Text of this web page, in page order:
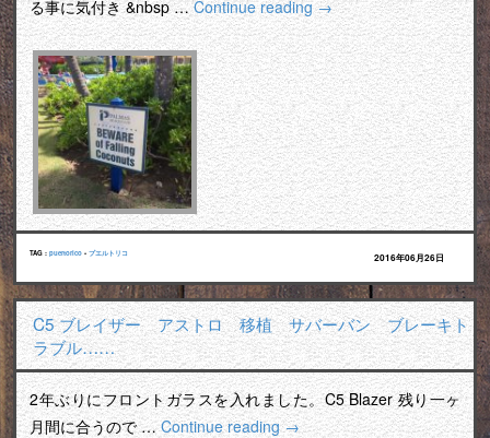
る事に気付き &nbsp …Continue reading→
TAG : puertorico • プエルトリコ 2016年06月26日
C5 ブレイザー アストロ 移植 サバーバン ブレーキト
ラブル……
2年ぶりにフロントガラスを入れました。C5 Blazer 残り一ヶ
月間に合うので …Continue reading→